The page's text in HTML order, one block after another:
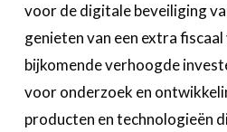
voor de digitale beveiliging
genieten van een extra
bijkomende verhoogde
voor onderzoek en
producten en technologieën